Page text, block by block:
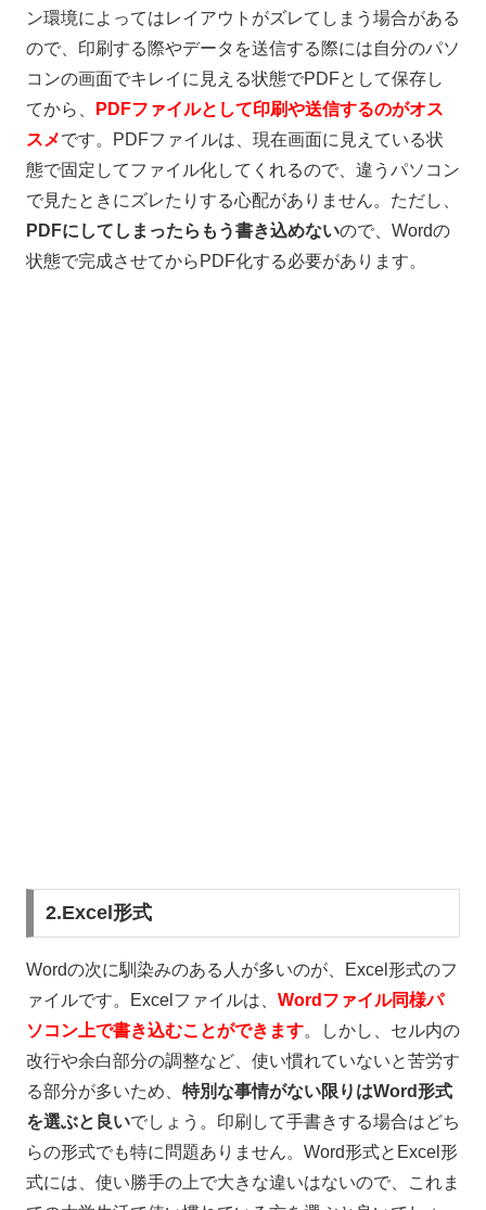
ン環境によってはレイアウトがズレてしまう場合がある
ので、印刷する際やデータを送信する際には自分のパソ
コンの画面でキレイに見える状態でPDFとして保存し
てから、
PDFファイルとして印刷や送信するのがオス
スメです。 PDFファイルは、現在画面に見えている状
態で固定してファイル化してくれるので、違うパソコン
で見たときにズレたりする心配がありません。ただし、
PDFにしてしまったらもう書き込めないので、 Wordの
状態で完成させてから PDF化する必要があります。
2.Excel形式
Wordの次に馴染みのある人が多いのが、 Excel 形式のフ
ァイルです。
Excel ファイルは、 Wordファイル同様パ
ソコン上で書き込むことができます。しかし、セル内の
改行や余白部分の調整など、使い慣れていないと苦労す
る部分が多いため、 特別な事情がない限りはWord形式
を選ぶと良いでしょう。印刷して手書きする場合はどち
らの形式でも特に問題ありません。 Word形式と Excel 形
式には、使い勝手の上で大きな違いはないので、これま